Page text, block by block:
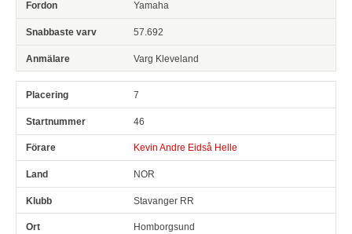
Yamaha
57.692
Varg Kleveland
7
46
Kevin Andre Eidså Helle
NOR
Stavanger RR
Homborgsund